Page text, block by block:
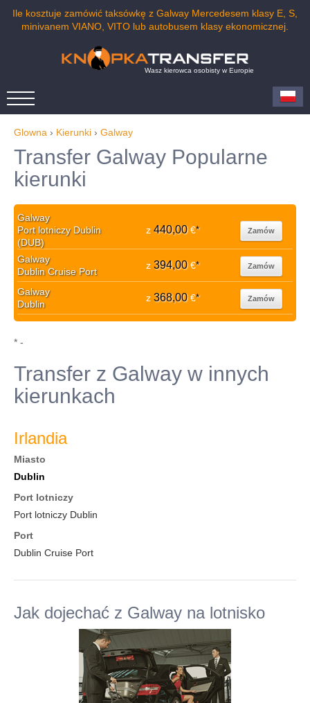
Ile kosztuje zamówić taksówkę z Galway Mercedesem klasy E, S,
minivanem VIANO, VITO lub autobusem klasy ekonomicznej.
Wasz kierowca osobisty w Europie
Glowna › Kierunki › Galway
Transfer Galway Popularne
kierunki
Galway
Port lotniczy Dublin
(DUB)
z 440,00€* Zamów
Galway
Dublin Cruise Port
z 394,00€* Zamów
Galway
Dublin
z 368,00€* Zamów
* -
Transfer z Galway w innych
kierunkach
Irlandia
Miasto
Dublin
Port lotniczy
Port lotniczy Dublin
Port
Dublin Cruise Port
Jak dojechać z Galway na lotnisko